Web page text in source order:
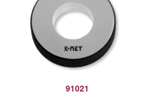
91021